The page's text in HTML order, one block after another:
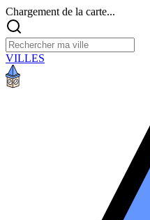
Chargement de la carte...
VILLES